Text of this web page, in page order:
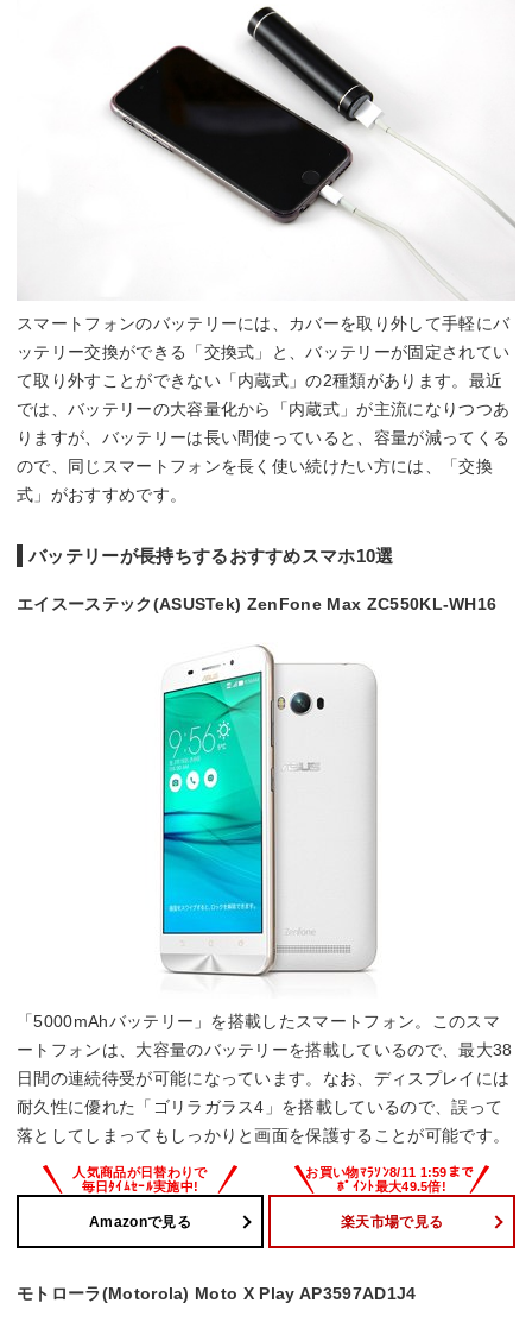
スマートフォンのバッテリーには、カバーを取り外して手軽にバ
ッテリー交換ができる「交換式」と、バッテリーが固定されてい
て取り外すことができない「内蔵式」の2種類があります。最近
では、バッテリーの大容量化から「内蔵式」が主流になりつつあ
りますが、バッテリーは長い間使っていると、容量が減ってくる
ので、同じスマートフォンを長く使い続けたい方には、「交換
式」がおすすめです。
バッテリーが長持ちするおすすめスマホ10選
エイスーステック(ASUSTek) ZenFone Max ZC550KL-WH16
「5000mAhバッテリー」を搭載したスマートフォン。このスマ
ートフォンは、大容量のバッテリーを搭載しているので、最大38
日間の連続待受が可能になっています。なお、ディスプレイには
耐久性に優れた「ゴリラガラス4」を搭載しているので、誤って
落としてしまってもしっかりと画面を保護することが可能です。
Amazonで見る 楽天市場で見る
モトローラ(Motorola) Moto X Play AP3597AD1J4